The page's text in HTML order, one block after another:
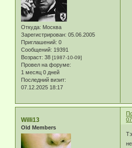
Откуда: Москва
Зарегистрирован: 05.06.2005
Приглашений: 0
Сообщений: 19391
Возраст: 38 [1987-10-09]
Провел на форуме:
1 месяц 0 дней
Последний визит:
07.12.2025 18:17
Willi13
Old Members